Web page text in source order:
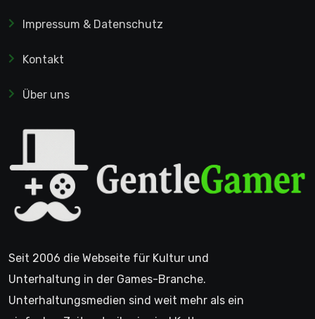
Impressum & Datenschutz
Kontakt
Über uns
Seit 2006 die Webseite für Kultur und
Unterhaltung in der Games-Branche.
Unterhaltungsmedien sind weit mehr als ein